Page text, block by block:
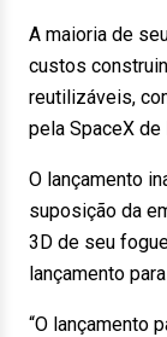
A maioria de
custos
reutilizáveis,
pela SpaceX de
O lançamento
suposição da
3D de seu
lançamento
“O lançamento